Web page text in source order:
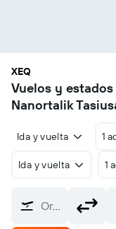
XEQ
Vuelos y
Nanortalik
Ida y vuelta 1
Ida y vuelta 1
Origen